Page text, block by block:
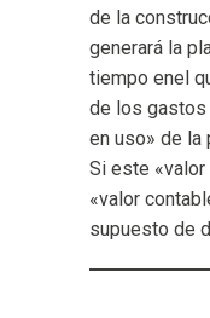
de la
generará la
tiempo enel
de los gastos
en uso» de la
Si este
«valor
supuesto de